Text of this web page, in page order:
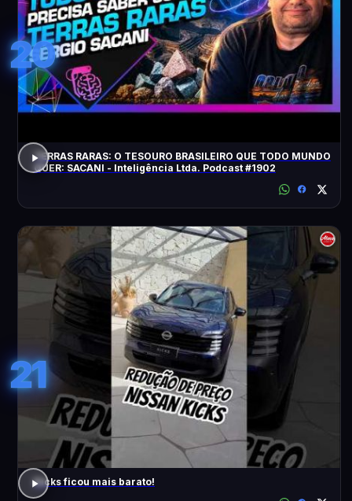
20
TERRAS RARAS: O TESOURO BRASILEIRO QUE TODO MUNDO
QUER: SACANI - Inteligência Ltda. Podcast #1902
21
Kicks ficou mais barato!